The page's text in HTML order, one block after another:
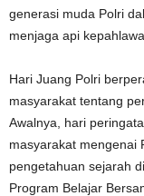
generasi muda Polri
menjaga api
Hari Juang Polri
masyarakat tentang
Awalnya, hari
masyarakat mengenai
pengetahuan sejarah
Program Belajar